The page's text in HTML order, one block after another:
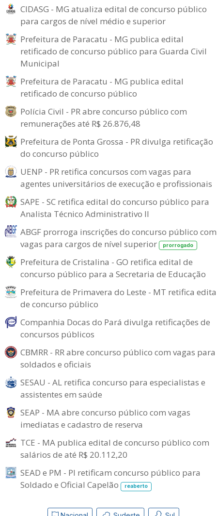
CIDASG - MG atualiza edital de concurso público
para cargos de nível médio e superior
Prefeitura de Paracatu - MG publica edital
retificado de concurso público para Guarda Civil
Municipal
Prefeitura de Paracatu - MG publica edital
retificado de concurso público
Polícia Civil - PR abre concurso público com
remunerações até R$ 26.876,48
Prefeitura de Ponta Grossa - PR divulga retificação
do concurso público
UENP - PR retifica concursos com vagas para
agentes universitários de execução e profissionais
SAPE - SC retifica edital do concurso público para
Analista Técnico Administrativo II
ABGF prorroga inscrições do concurso público com
vagas para cargos de nível superior
prorrogado
Prefeitura de Cristalina - GO retifica edital de
concurso público para a Secretaria de Educação
Prefeitura de Primavera do Leste - MT retifica
de concurso público
Companhia Docas do Pará divulga retificações de
concursos públicos
CBMRR - RR abre concurso público com vagas para
soldados e oficiais
SESAU - AL retifica concurso para especialistas e
assistentes em saúde
SEAP - MA abre concurso público com vagas
imediatas e cadastro de reserva
TCE - MA publica edital de concurso público com
salários de até R$ 20.112,20
SEAD e PM - PI retificam concurso público para
Soldado e Oficial Capelão
reaberto